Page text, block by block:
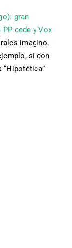
gran
PP cede y Vox
imagino.
si con
“Hipotética”